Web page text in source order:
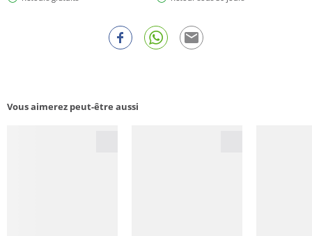
Vous aimerez peut-être aussi